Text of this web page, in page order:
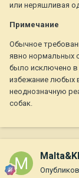
или неряшливая
Примечание
Обычное
явно нормальных
было исключено в
избежание любых
неоднозначную
собак.